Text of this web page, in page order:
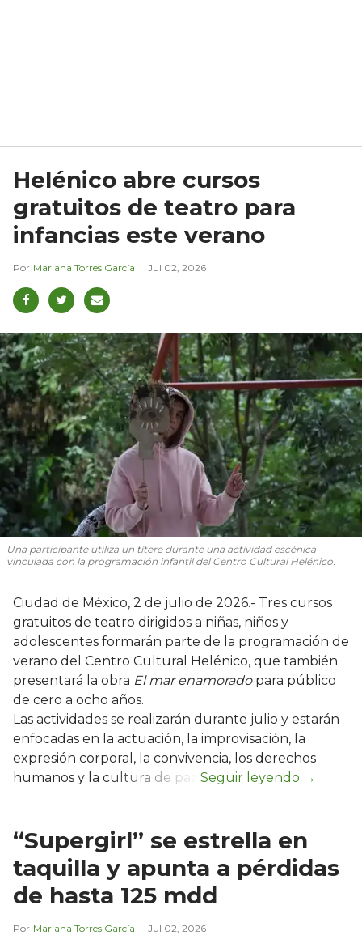
Helénico abre cursos
gratuitos de teatro para
infancias este verano
Mariana Torres García Jul 02, 2026
Una participante utiliza un títere durante una actividad escénica
vinculada con la programación infantil del Centro Cultural Helénico.
Ciudad de México, 2 de julio de 2026.- Tres cursos
gratuitos de teatro dirigidos a niñas, niños y
adolescentes formarán parte de la programación de
verano del Centro Cultural Helénico, que también
presentará la obra El mar enamoradopara público
de cero a ocho años.
Las actividades se realizarán durante julio y estarán
enfocadas en la actuación, la improvisación, la
expresión corporal, la convivencia, los derechos
humanos y la cultura de paz.
“Supergirl” se estrella en
taquilla y apunta a pérdidas
de hasta 125 mdd
Mariana Torres García Jul 02, 2026